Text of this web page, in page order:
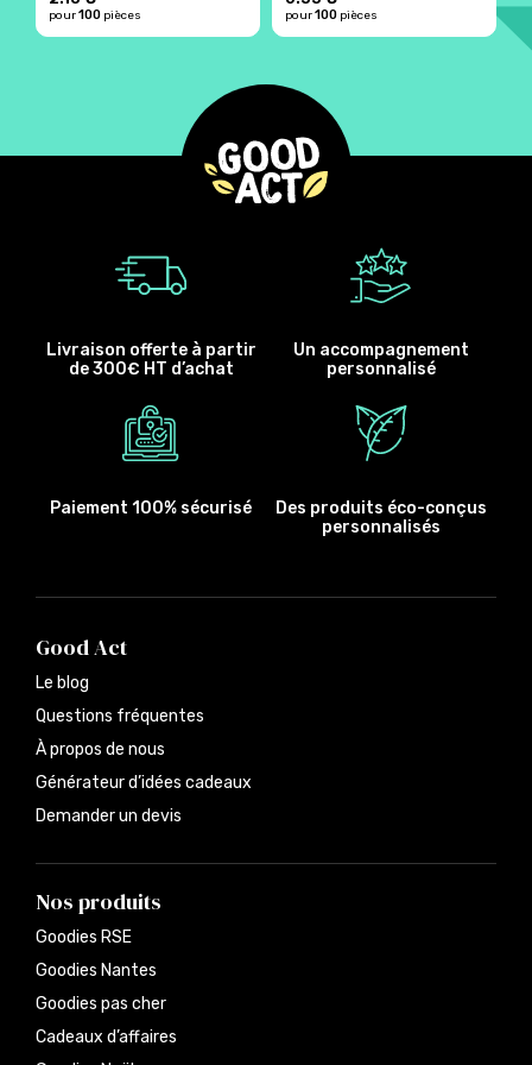
pour100 pièces pour100 pièces
Livraison offerte à partir
de 300€ HT d’achat
Un accompagnement
personnalisé
Paiement 100% sécurisé
Des produits éco-conçus
personnalisés
Good Act
Le blog
Questions fréquentes
À propos de nous
Générateur d’idées cadeaux
Demander un devis
Nos produits
Goodies RSE
Goodies Nantes
Goodies pas cher
Cadeaux d’affaires